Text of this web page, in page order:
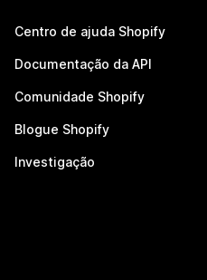
Centro de ajuda Shopify
Documentação da API
Comunidade Shopify
Blogue Shopify
Investigação